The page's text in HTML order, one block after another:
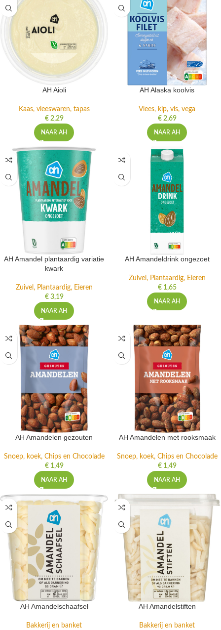
AH Aioli
Kaas, vleeswaren, tapas
€2,29
NAAR AH
AH Alaska koolvis
Vlees, kip, vis, vega
€2,69
NAAR AH
AH Amandel plantaardig variatie
kwark
Zuivel, Plantaardig, Eieren
€3,19
NAAR AH
AH Amandeldrink ongezoet
Zuivel, Plantaardig, Eieren
€1,65
NAAR AH
AH Amandelen gezouten
Snoep, koek, Chips en Chocolade
€1,49
NAAR AH
AH Amandelen met rooksmaak
Snoep, koek, Chips en Chocolade
€1,49
NAAR AH
AH Amandelschaafsel
Bakkerij en banket
AH Amandelstiften
Bakkerij en banket